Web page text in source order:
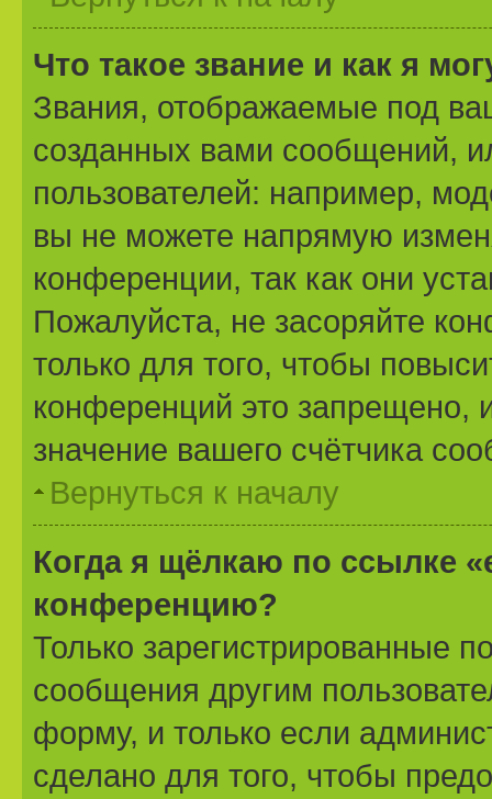
Что такое звание и как я
Звания, отображаемые под
созданных вами сообщений,
пользователей: например,
вы не можете напрямую
конференции, так как они
Пожалуйста, не засоряйте
только для того, чтобы
конференций это запрещено,
значение вашего счётчика
Вернуться к началу
Когда я щёлкаю по ссылке
конференцию?
Только зарегистрированные
сообщения другим
форму, и только если
сделано для того, чтобы